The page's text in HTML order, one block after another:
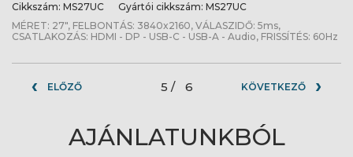
Cikkszám: MS27UC Gyártói cikkszám: MS27UC
MÉRET: 27", FELBONTÁS: 3840x2160, VÁLASZIDŐ: 5ms,
CSATLAKOZÁS: HDMI - DP - USB-C - USB-A - Audio, FRISSÍTÉS: 60Hz
ELŐZŐ 5 / 6 KÖVETKEZŐ
AJÁNLATUNKBÓL